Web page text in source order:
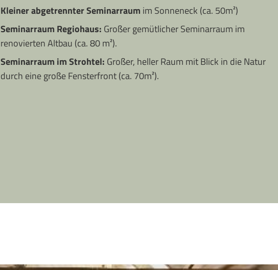
Kleiner abgetrennter Seminarraum im Sonneneck (ca. 50m²)
Seminarraum Regiohaus: Großer gemütlicher Seminarraum im
renovierten Altbau (ca. 80 m²).
Seminarraum im Strohtel: Großer, heller Raum mit Blick in die Natur
durch eine große Fensterfront (ca. 70m²).